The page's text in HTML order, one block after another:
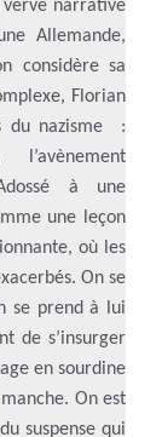
narrative
Allemande,
considère sa
Florian
du nazisme :
à une
une leçon
où les
On se
se prend à lui
de s’insurger
en sourdine
On est
suspense qui